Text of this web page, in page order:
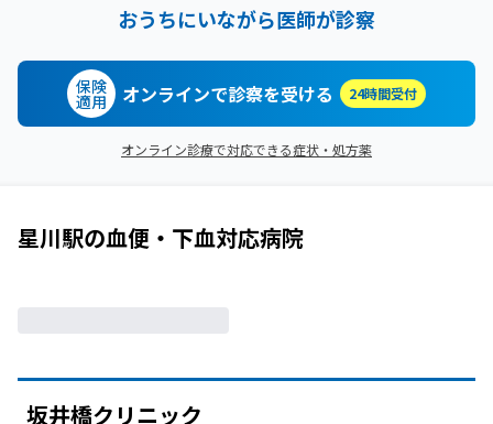
おうちにいながら医師が診察
保険
適用 オンラインで診察を受ける 24時間受付
オンライン診療で対応できる症状・処方薬
星川駅の血便・下血対応病院
坂井橋クリニック